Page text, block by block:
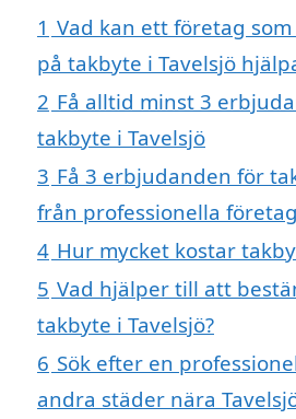
1 Vad kan ett företag
på takbyte i Tavelsjö
2 Få alltid minst 3
takbyte i Tavelsjö
3 Få 3 erbjudanden för
från professionella företag
4 Hur mycket kostar
5 Vad hjälper till att
takbyte i Tavelsjö?
6 Sök efter en
andra städer nära